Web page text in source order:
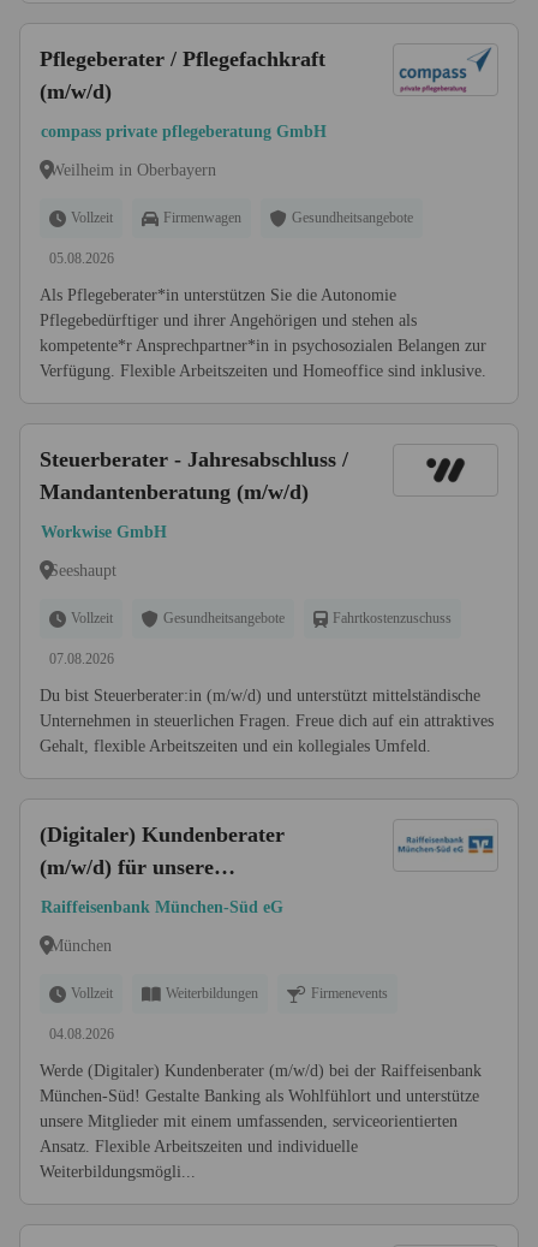
Pflegeberater / Pflegefachkraft
(m/w/d)
compass private pflegeberatung GmbH
Weilheim in Oberbayern
Vollzeit Firmenwagen Gesundheitsangebote
05.08.2026
Als Pflegeberater*in unterstützen Sie die Autonomie
Pflegebedürftiger und ihrer Angehörigen und stehen als
kompetente*r Ansprechpartner*in in psychosozialen Belangen zur
Verfügung. Flexible Arbeitszeiten und Homeoffice sind inklusive.
Steuerberater - Jahresabschluss /
Mandantenberatung (m/w/d)
Workwise GmbH
Seeshaupt
Vollzeit Gesundheitsangebote Fahrtkostenzuschuss
07.08.2026
Du bist Steuerberater:in (m/w/d) und unterstützt mittelständische
Unternehmen in steuerlichen Fragen. Freue dich auf ein attraktives
Gehalt, flexible Arbeitszeiten und ein kollegiales Umfeld.
(Digitaler) Kundenberater
(m/w/d) für unsere
Geschäftsstellen oder im Digital-
Center
Raiffeisenbank München-Süd eG
München
Vollzeit Weiterbildungen Firmenevents
04.08.2026
Werde (Digitaler) Kundenberater (m/w/d) bei der Raiffeisenbank
München-Süd! Gestalte Banking als Wohlfühlort und unterstütze
unsere Mitglieder mit einem umfassenden, serviceorientierten
Ansatz. Flexible Arbeitszeiten und individuelle
Weiterbildungsmögli...